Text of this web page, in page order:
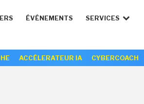
ÉVÉNEMENTS SERVICES
ACCÉLERATEUR IA CYBERCOACH